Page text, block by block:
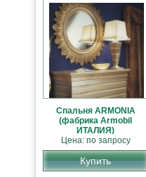
Спальня ARMONIA
(фабрика Аrmobil
ИТАЛИЯ)
Цена: по запросу
Купить